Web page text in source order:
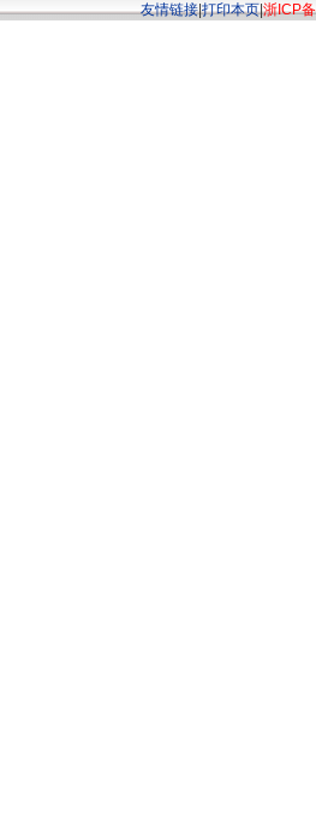
友情链接|打印本页|浙ICP